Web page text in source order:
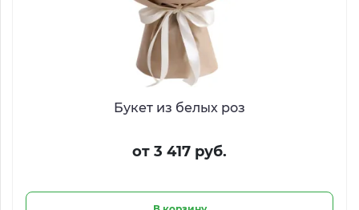
Букет из белых роз
от 3 417 руб.